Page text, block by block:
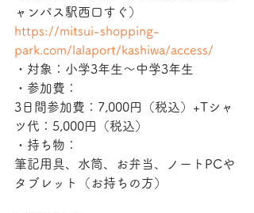
ャンパス駅西口すぐ）
https://mitsui-shopping-
park.com/lalaport/kashiwa/access/
・対象：小学3年生〜中学3年生
・参加費：
3日間参加費：7,000円（税込）+Tシャ
ツ代：5,000円（税込）
・持ち物：
筆記用具、水筒、お弁当、ノートPCや
タブレット（お持ちの方）